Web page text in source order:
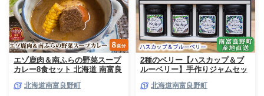
エゾ鹿肉＆南ふらの野菜スープ
カレー8食セット 北海道 南富良
スープカレー セット 詰合せ 加
北海道南富良野町
2種のベリー【ハスカップ＆ブ
ルーベリー】手作りジャムセッ
ャム ベリー ハスカップ ブルー
北海道南富良野町